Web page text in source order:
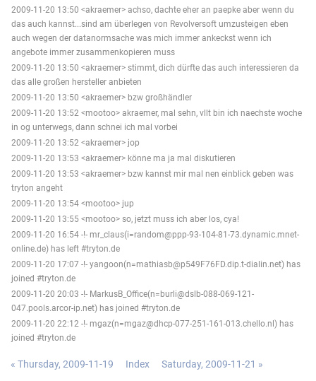
2009-11-20 13:50 <akraemer> achso, dachte eher an paepke aber wenn du
das auch kannst...sind am überlegen von Revolversoft umzusteigen eben
auch wegen der datanormsache was mich immer ankeckst wenn ich
angebote immer zusammenkopieren muss
2009-11-20 13:50 <akraemer> stimmt, dich dürfte das auch interessieren da
das alle großen hersteller anbieten
2009-11-20 13:50 <akraemer> bzw großhändler
2009-11-20 13:52 <mootoo> akraemer, mal sehn, vllt bin ich naechste woche
in og unterwegs, dann schnei ich mal vorbei
2009-11-20 13:52 <akraemer> jop
2009-11-20 13:53 <akraemer> könne ma ja mal diskutieren
2009-11-20 13:53 <akraemer> bzw kannst mir mal nen einblick geben was
tryton angeht
2009-11-20 13:54 <mootoo> jup
2009-11-20 13:55 <mootoo> so, jetzt muss ich aber los, cya!
2009-11-20 16:54 -!- mr_claus(i=random@ppp-93-104-81-73.dynamic.mnet-
online.de) has left #tryton.de
2009-11-20 17:07 -!- yangoon(n=mathiasb@p549F76FD.dip.t-dialin.net) has
joined #tryton.de
2009-11-20 20:03 -!- MarkusB_Office(n=burli@dslb-088-069-121-
047.pools.arcor-ip.net) has joined #tryton.de
2009-11-20 22:12 -!- mgaz(n=mgaz@dhcp-077-251-161-013.chello.nl) has
joined #tryton.de
« Thursday, 2009-11-19 Index Saturday, 2009-11-21 »